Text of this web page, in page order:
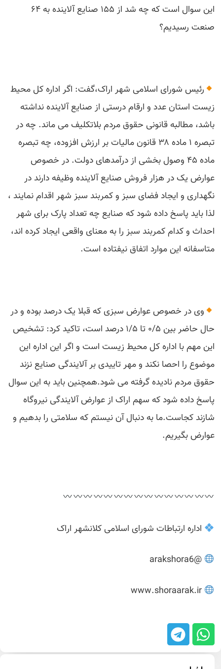
این سوال است که چه شد از ۱۵۵ صنایع آلاینده به ۶۴
صنعت رسیدیم؟
رئیس شورای اسلامی شهر اراک،گفت: اگر اداره کل محیط
زیست استان عدد و ارقام درستی از صنایع آلاینده نداشته
باشد، مطالبه قانونی حقوق مردم بلاتکلیف می ماند. چه در
تبصره ۱ ماده ۳۸ قانون مالیات بر ارزش افزوده، چه تبصره
ماده ۴۵ وصول بخشی از درآمدهای دولت. در خصوص
عوارض یک در هزار فروش صنایع آلاینده وظیفه دارند در
نگهداری و ایجاد فضای سبز و کمربند سبز شهر اقدام نمایند ،
لذا باید پاسخ داده شود که صنایع چه تعداد پارک برای شهر
احداث و کدام کمربند سبز را به معنای واقعی ایجاد کرده اند،
متاسفانه این موارد اتفاق نیفتاده است.
وی در خصوص عوارض سبزی که قبلا یک درصد بوده و در
حال حاضر بین ۰/۵ تا ۱/۵ درصد است، تاکید کرد: تشخیص
این مهم با اداره کل محیط زیست است و اگر این اداره این
موضوع را احصا نکند و مهر تاییدی بر آلایندگی صنایع نزند
حقوق مردم نادیده گرفته می شود.همچنین باید به این سوال
پاسخ داده شود که سهم اراک از عوارض آلایندگی نیروگاه
شازند کجاست.ما به دنبال آن نیستم که سلامتی را بدهیم و
عوارض بگیریم.
اداره ارتباطات شورای اسلامی کلانشهر اراک
@arakshora6
www.shoraarak.ir